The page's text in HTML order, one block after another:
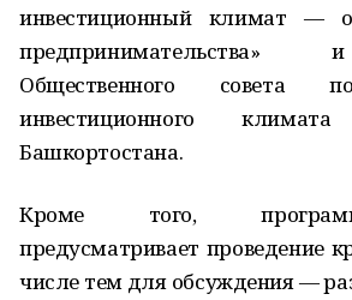
инвестиционный климат —
предпринимательства»
Общественного совета
инвестиционного
Башкортостана.
Кроме того,
предусматривает проведение
числе тем для обсуждения —